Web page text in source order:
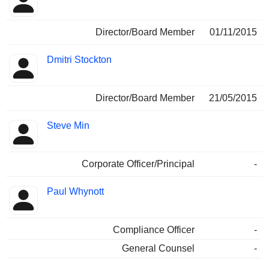
Director/Board Member 01/11/2015
Dmitri Stockton
Director/Board Member 21/05/2015
Steve Min
Corporate Officer/Principal -
Paul Whynott
Compliance Officer
-
General Counsel
-